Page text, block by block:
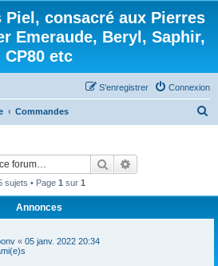
Piel, consacré aux Pierres
Emeraude, Beryl, Saphir,
CP80 etc
Connexion
S’enregistrer
Commandes
Rechercher
sujets • Page 1 sur 1
Annonces
« 05 janv. 2022 20:34